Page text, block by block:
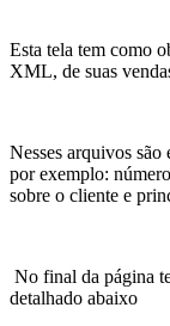
Esta tela tem como
XML, de suas
Nesses arquivos são
por exemplo:
sobre o cliente e
No final da página
detalhado abaixo